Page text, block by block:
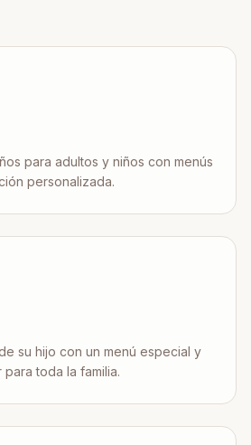
para adultos y niños con menús
personalizada.
su hijo con un menú especial y
toda la familia.